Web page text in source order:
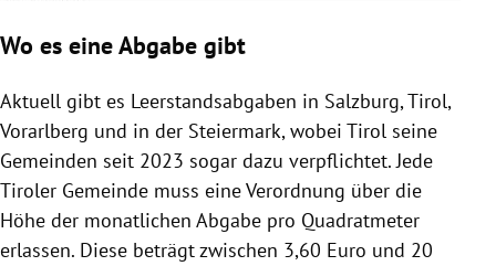
Wo es eine Abgabe gibt
Aktuell gibt es Leerstandsabgaben in Salzburg, Tirol,
Vorarlberg und in der Steiermark, wobei Tirol seine
Gemeinden seit 2023 sogar dazu verpflichtet. Jede
Tiroler Gemeinde muss eine Verordnung über die
Höhe der monatlichen Abgabe pro Quadratmeter
erlassen. Diese beträgt zwischen 3,60 Euro und 20